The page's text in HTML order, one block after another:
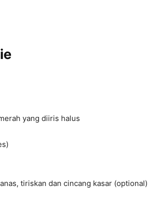
yang diiris halus
tiriskan dan cincang kasar (optional)